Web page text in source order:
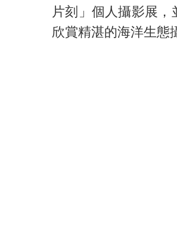
片刻」個人攝影展，
欣賞精湛的海洋生態